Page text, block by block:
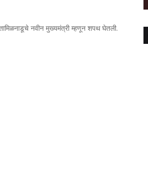
नवीन मुख्यमंत्री म्हणून शपथ घेतली.